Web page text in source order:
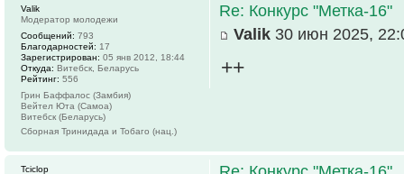
Re: Конкурс "Метка-16"
Valik 30 июн 2025,
++
Valik
Модератор молодежи
Сообщений: 793
Благодарностей: 17
Зарегистрирован: 05 янв 2012, 18:44
Откуда: Витебск, Беларусь
Рейтинг: 556
Грин Баффалос (Замбия)
Вейтел Юта (Самоа)
Витебск (Беларусь)
Сборная Тринидада и Тобаго (нац.)
Tciclop